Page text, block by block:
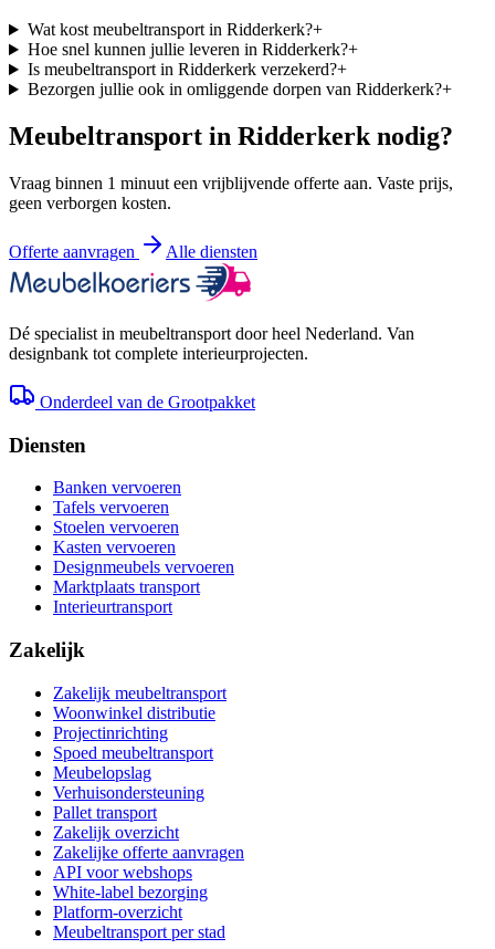
Wat kost meubeltransport in Ridderkerk?+
Hoe snel kunnen jullie leveren in Ridderkerk?+
Is meubeltransport in Ridderkerk verzekerd?+
Bezorgen jullie ook in omliggende dorpen van Ridderkerk?+
Meubeltransport in Ridderkerk nodig?
Vraag binnen 1 minuut een vrijblijvende offerte aan. Vaste prijs,
geen verborgen kosten.
Offerte aanvragen Alle diensten
Dé specialist in meubeltransport door heel Nederland. Van
designbank tot complete interieurprojecten.
Onderdeel van de Grootpakket
Diensten
Banken vervoeren
Tafels vervoeren
Stoelen vervoeren
Kasten vervoeren
Designmeubels vervoeren
Marktplaats transport
Interieurtransport
Zakelijk
Zakelijk meubeltransport
Woonwinkel distributie
Projectinrichting
Spoed meubeltransport
Meubelopslag
Verhuisondersteuning
Pallet transport
Zakelijk overzicht
Zakelijke offerte aanvragen
API voor webshops
White-label bezorging
Platform-overzicht
Meubeltransport per stad